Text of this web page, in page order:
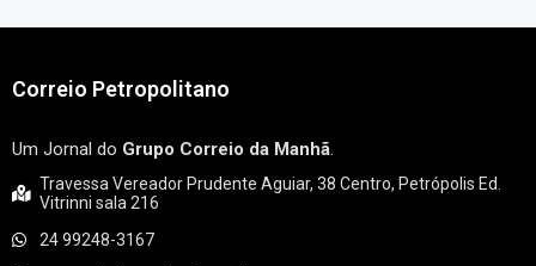
Correio Petropolitano
Um Jornal do Grupo Correio da Manhã.
Travessa Vereador Prudente Aguiar, 38 Centro, Petrópolis Ed.
Vitrinni sala 216
24 99248-3167